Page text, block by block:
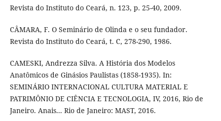
Revista do Instituto do Ceará, n. 123, p. 25-40, 2009.
CÂMARA, F. O Seminário de Olinda e o seu fundador.
Revista do Instituto do Ceará, t. C, 278-290, 1986.
CAMESKI, Andrezza Silva. A História dos Modelos
Anatômicos de Ginásios Paulistas (1858-1935). In:
SEMINÁRIO INTERNACIONAL CULTURA MATERIAL E
PATRIMÔNIO DE CIÊNCIA E TECNOLOGIA, IV, 2016, Rio de
Janeiro. Anais... Rio de Janeiro: MAST, 2016.